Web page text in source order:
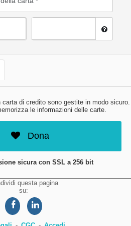
di credito sono gestite in modo sicuro.
le informazioni delle carte.
Dona
sicura con SSL a 256 bit
questa pagina
su: